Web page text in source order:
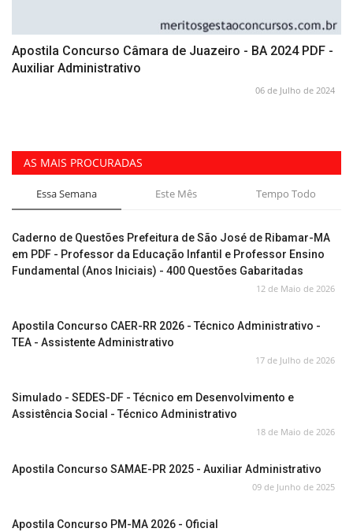
Apostila Concurso Câmara de Juazeiro - BA 2024 PDF -
Auxiliar Administrativo
06 de Julho de 2024
AS MAIS PROCURADAS
Essa Semana Este Mês Tempo Todo
Caderno de Questões Prefeitura de São José de Ribamar-MA
em PDF - Professor da Educação Infantil e Professor Ensino
Fundamental (Anos Iniciais) - 400 Questões Gabaritadas
12 de Maio de 2026
Apostila Concurso CAER-RR 2026 - Técnico Administrativo -
TEA - Assistente Administrativo
17 de Julho de 2026
Simulado - SEDES-DF - Técnico em Desenvolvimento e
Assistência Social - Técnico Administrativo
18 de Maio de 2026
Apostila Concurso SAMAE-PR 2025 - Auxiliar Administrativo
09 de Junho de 2025
Apostila Concurso PM-MA 2026 - Oficial